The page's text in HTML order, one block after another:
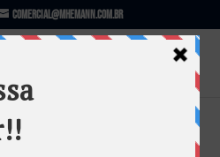
comercial@mhemann.com.br